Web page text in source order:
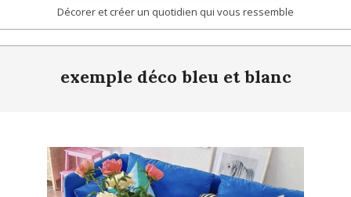
COCON
|
DÉCORATION
LIVING
Décorer et créer un quotidien qui vous ressemble
exemple déco bleu et blanc